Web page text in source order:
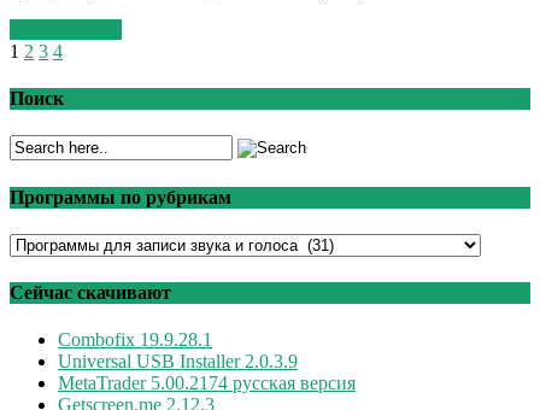
1 2 3 4
Поиск
Программы по рубрикам
Программы
рубрикам
Сейчас скачивают
Combofix 19.9.28.1
Universal USB Installer 2.0.3.9
MetaTrader 5.00.2174 русская версия
Getscreen.me 2.12.3